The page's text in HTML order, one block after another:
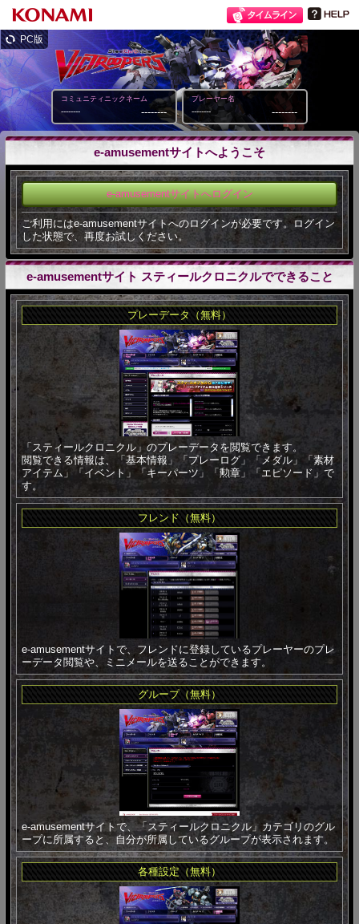
PC版
コミュニティニックネーム
-------- --------
プレーヤー名
-------- --------
e-amusementサイトへようこそ
e-amusementサイトへログイン
ご利用にはe-amusementサイトへのログインが必要です。ログイン
した状態で、再度お試しください。
e-amusementサイト スティールクロニクルでできること
プレーデータ（無料）
「スティールクロニクル」のプレーデータを閲覧できます。
閲覧できる情報は、「基本情報」「プレーログ」「メダル」「素材
アイテム」「イベント」「キーパーツ」「勲章」「エピソード」で
す。
フレンド（無料）
e-amusementサイトで、フレンドに登録しているプレーヤーのプレ
ーデータ閲覧や、ミニメールを送ることができます。
グループ（無料）
e-amusementサイトで、「スティールクロニクル」カテゴリのグル
ープに所属すると、自分が所属しているグループが表示されます。
各種設定（無料）